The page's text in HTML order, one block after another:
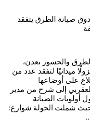
صيانة الطرق يتفقد
والجسور بعدن،
ميدانيًا لتفقد عدد من
على أوضاعها
إلى شرح من مدير
أولويات الصيانة
حيث شملت الجولة شوارع: